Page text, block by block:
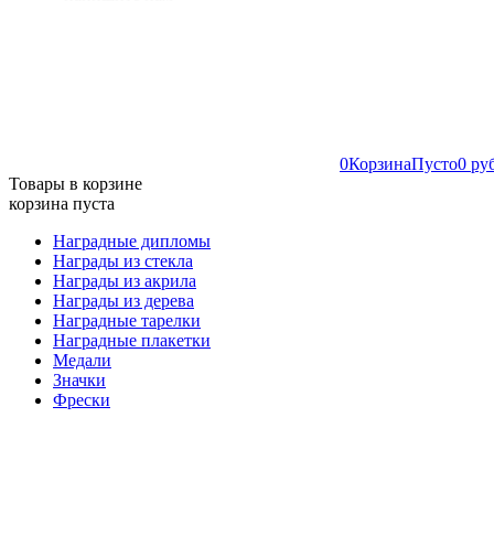
0КорзинаПусто0
Товары в корзине
корзина пуста
Наградные дипломы
Награды из стекла
Награды из акрила
Награды из дерева
Наградные тарелки
Наградные плакетки
Медали
Значки
Фрески